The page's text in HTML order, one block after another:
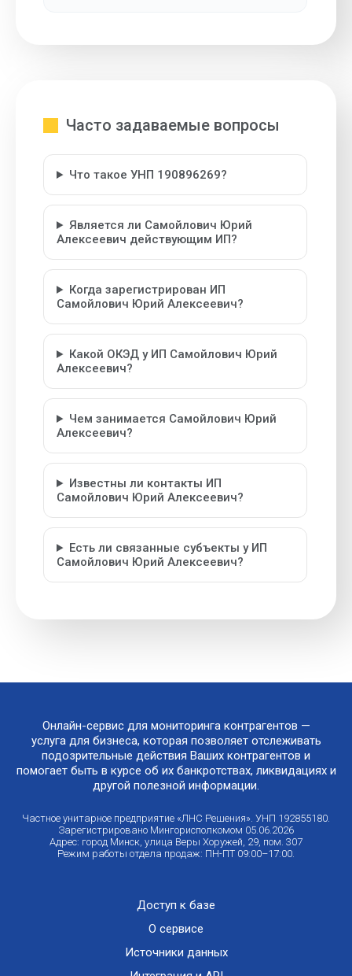
Часто задаваемые вопросы
Что такое УНП 190896269?
Является ли Самойлович Юрий
Алексеевич действующим ИП?
Когда зарегистрирован ИП
Самойлович Юрий Алексеевич?
Какой ОКЭД у ИП Самойлович Юрий
Алексеевич?
Чем занимается Самойлович Юрий
Алексеевич?
Известны ли контакты ИП
Самойлович Юрий Алексеевич?
Есть ли связанные субъекты у ИП
Самойлович Юрий Алексеевич?
Онлайн-сервис для мониторинга контрагентов —
услуга для бизнеса, которая позволяет отслеживать
подозрительные действия Ваших контрагентов и
помогает быть в курсе об их банкротствах, ликвидациях и
другой полезной информации.
Частное унитарное предприятие «ЛНС Решения». УНП 192855180.
Зарегистрировано Мингорисполкомом 05.06.2026
Адрес: город Минск, улица Веры Хоружей, 29, пом. 307
Режим работы отдела продаж: ПН-ПТ 09:00–17:00.
Доступ к базе
О сервисе
Источники данных